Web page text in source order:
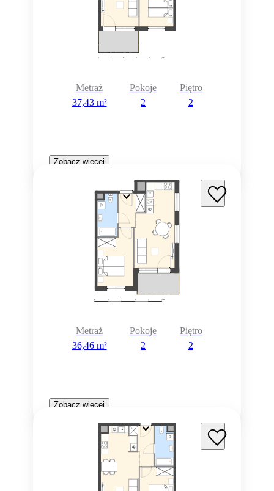
Metraż
37,43 m²
Pokoje
2
Piętro
2
Zobacz więcej
Metraż
36,46 m²
Pokoje
2
Piętro
2
Zobacz więcej